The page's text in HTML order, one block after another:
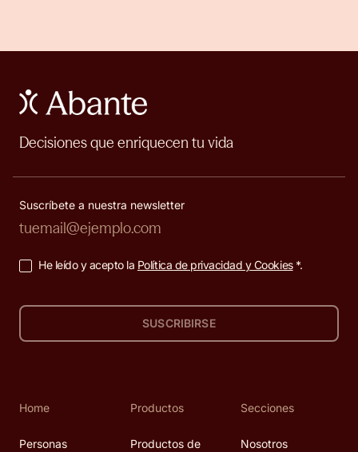
Decisiones que enriquecen tu vida
Suscríbete a nuestra newsletter
He leído y acepto la Política de privacidad y Cookies*.
SUSCRIBIRSE
Home
Personas
Productos
Productos de
Secciones
Nosotros